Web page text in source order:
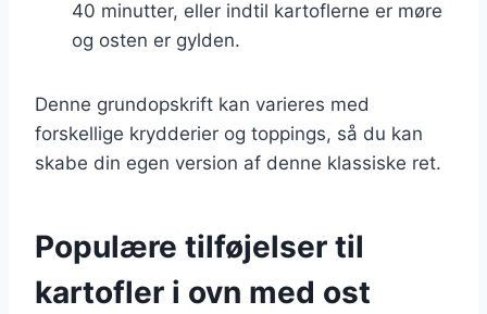
40 minutter, eller indtil kartoflerne er møre
og osten er gylden.
Denne grundopskrift kan varieres med
forskellige krydderier og toppings, så du kan
skabe din egen version af denne klassiske ret.
Populære tilføjelser til
kartofler i ovn med ost